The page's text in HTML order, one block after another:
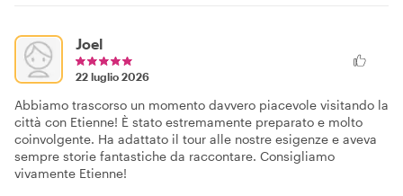
Joel
22 luglio 2026
Abbiamo trascorso un momento davvero piacevole visitando la
città con Etienne! È stato estremamente preparato e molto
coinvolgente. Ha adattato il tour alle nostre esigenze e aveva
sempre storie fantastiche da raccontare. Consigliamo
vivamente Etienne!